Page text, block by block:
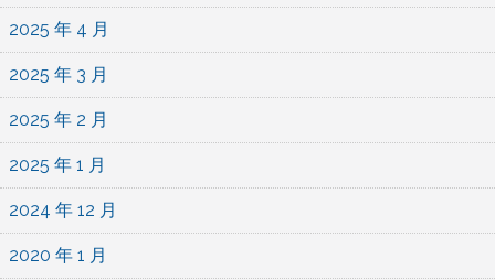
2025 年 4 月
2025 年 3 月
2025 年 2 月
2025 年 1 月
2024 年 12 月
2020 年 1 月